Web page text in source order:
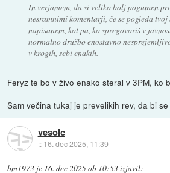
In verjamem, da si veliko bolj pogumen
nesramnimi komentarji, če se pogleda tvoj
napisanem, kot pa, ko spregovoriš v
normalno družbo enostavno
v krogih, sebi enakih.
Feryz te bo v živo enako steral v 3PM, ko
Sam večina tukaj je prevelikih rev, da bi
vesolc
:: 16. dec 2025, 11:39
bm1973 je 16. dec 2025 ob 10:53izjavil: